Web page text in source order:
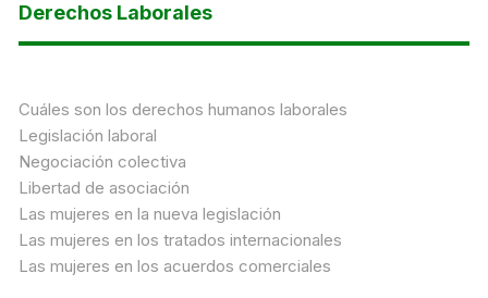
Derechos Laborales
Cuáles son los derechos humanos laborales
Legislación laboral
Negociación colectiva
Libertad de asociación
Las mujeres en la nueva legislación
Las mujeres en los tratados internacionales
Las mujeres en los acuerdos comerciales